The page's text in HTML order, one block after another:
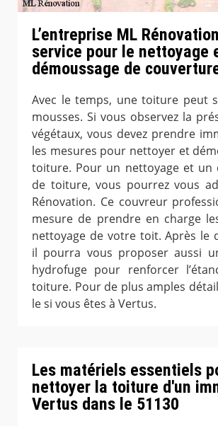
L’entreprise ML
service pour le nettoyage
démoussage de
Avec le temps, une toiture peut
mousses. Si vous observez la
végétaux, vous devez prendre
les mesures pour nettoyer et
toiture. Pour un nettoyage et un
de toiture, vous pourrez vous
Rénovation. Ce couvreur
mesure de prendre en charge
nettoyage de votre toit. Après le
il pourra vous proposer aussi
hydrofuge pour renforcer
toiture. Pour de plus amples
le si vous êtes à Vertus.
Les matériels essentiels
nettoyer la toiture d'un
Vertus dans le 51130